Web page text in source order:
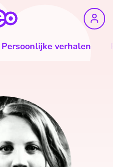
Persoonlijke verhalen